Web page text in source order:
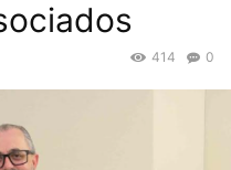
0
414